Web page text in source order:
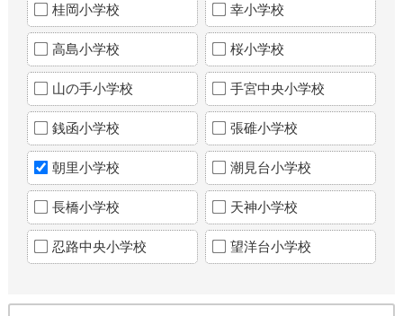
桂岡小学校 幸小学校
高島小学校 桜小学校
山の手小学校 手宮中央小学校
銭函小学校 張碓小学校
朝里小学校 潮見台小学校
長橋小学校 天神小学校
忍路中央小学校 望洋台小学校